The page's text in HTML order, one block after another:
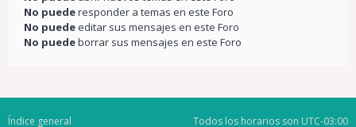
No puederesponder a temas en este Foro
No puedeeditar sus mensajes en este Foro
No puedeborrar sus mensajes en este Foro
Índice general Todos los horarios son UTC-03:00